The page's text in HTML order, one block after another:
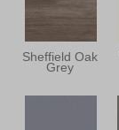
Sheffield Oak
Grey